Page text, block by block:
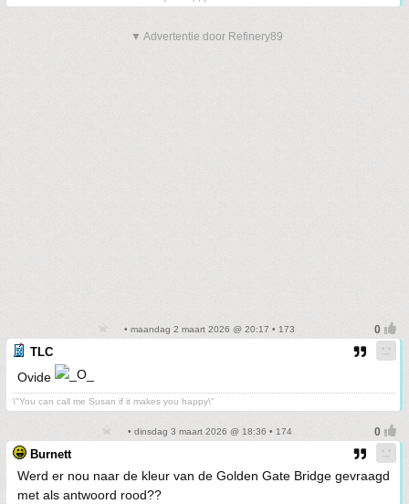
▼ Advertentie door Refinery89
• maandag 2 maart 2026 @ 20:17 • 173
TLC
Ovide
\"You can call me Susan if it makes you happy\"
• dinsdag 3 maart 2026 @ 18:36 • 174
Burnett
Werd er nou naar de kleur van de Golden Gate Bridge gevraagd
met als antwoord rood??